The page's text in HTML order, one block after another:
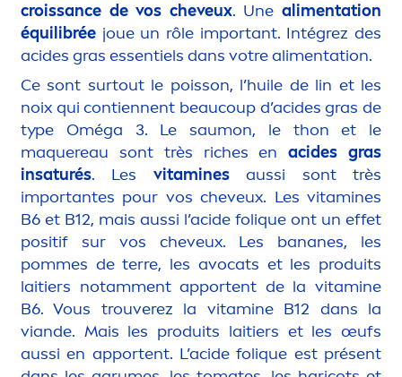
croissance de vos cheveux. Unealimentation
équilibrée joue un rôle important. Intégrez des
acides gras essentiels dans votre alimentation.
Ce sont surtout le poisson, l’huile de lin et les
noix qui contiennent beaucoup d’acides gras de
type Oméga 3. Le saumon, le thon et le
maquereau sont très riches enacides gras
insaturés. Les vitaminesaussi sont très
importantes pour vos cheveux. Les vitamines
B6 et B12, mais aussi l’acide folique ont un effet
positif sur vos cheveux. Les bananes, les
pommes de terre, les avocats et les produits
laitiers notamment apportent de lavitamine
B6. Vous trouverez la vitamine B12 dans la
viande. Mais les produits laitiers et les œufs
aussi en apportent. L’acide folique est présent